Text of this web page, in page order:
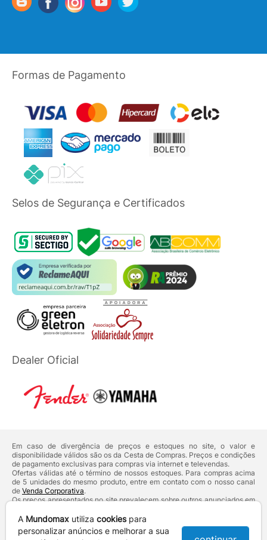
Formas de Pagamento
Selos de Segurança e Certificados
Dealer Oficial
Em caso de divergência de preços e estoques no site, o valor e
disponibilidade válidos são os da Cesta de Compras. Preços e condições
de pagamento exclusivas para compras via internet e televendas.
Ofertas válidas até o término de nossos estoques. Para compras acima
de 5 unidades do mesmo produto, entre em contato com o nosso canal
de Venda Corporativa.
Os preços apresentados no site prevalecem sobre outros anunciados em
Defesa do Consumidor:Lei nº 8.078.
Vendas sujeitas à confirmação de dados e análises de crédito e risco.
A Mundomax utiliza cookiespara
personalizar anúncios e melhorar a sua